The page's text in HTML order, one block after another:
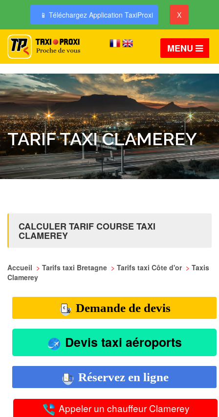
📱 Téléchargez Application TaxiProxi X
MENU
TARIF TAXI CLAMEREY
CALCULER TARIF COURSE TAXI
CLAMEREY
Accueil > Tarifs taxi Bretagne > Tarifs taxi Côte d'or > Taxis
Clamerey
Demande de devis
Devis taxi aéroports
Réservez en ligne
Appeler un chauffeur Clamerey